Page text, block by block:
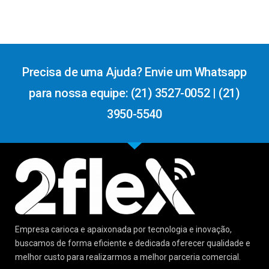
Precisa de uma Ajuda? Envie um Whatsapp
para nossa equipe: (21) 3527-0052 | (21)
3950-5540
Empresa carioca e apaixonada por tecnologia e inovação,
buscamos de forma eficiente e dedicada oferecer qualidade e
melhor custo para realizarmos a melhor parceria comercial.